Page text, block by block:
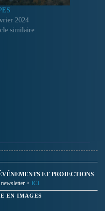
2024
similaire
ET PROJECTIONS
> ICI
EN IMAGES